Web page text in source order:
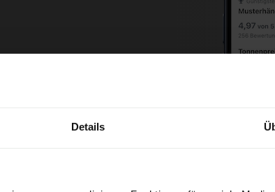
Details
Chart für Neutal